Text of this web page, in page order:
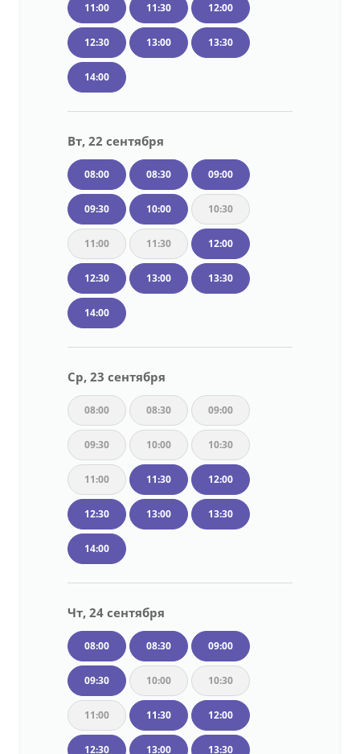
11:00 11:30 12:00
12:30 13:00 13:30
14:00
Вт, 22 сентября
08:00 08:30 09:00
09:30 10:00 10:30
11:00 11:30 12:00
12:30 13:00 13:30
14:00
Ср, 23 сентября
08:00 08:30 09:00
09:30 10:00 10:30
11:00 11:30 12:00
12:30 13:00 13:30
14:00
Чт, 24 сентября
08:00 08:30 09:00
09:30 10:00 10:30
11:00 11:30 12:00
12:30 13:00 13:30